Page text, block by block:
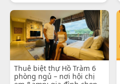
Thuê biệt thự Hồ Tràm 6
phòng ngủ – nơi hội chị